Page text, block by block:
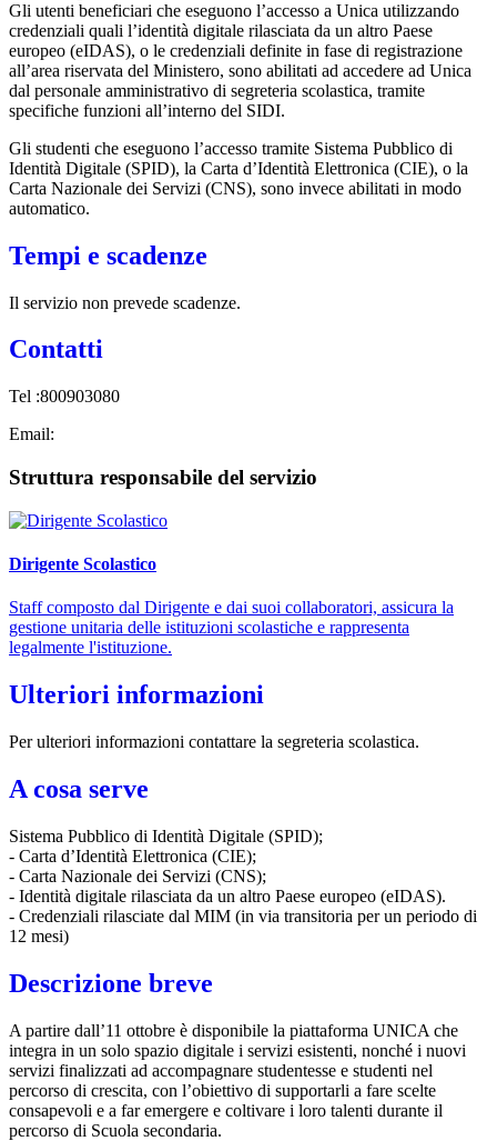
Gli utenti beneficiari che eseguono l’accesso a Unica utilizzando
credenziali quali l’identità digitale rilasciata da un altro Paese
europeo (eIDAS), o le credenziali definite in fase di registrazione
all’area riservata del Ministero, sono abilitati ad accedere ad Unica
dal personale amministrativo di segreteria scolastica, tramite
specifiche funzioni all’interno del SIDI.
Gli studenti che eseguono l’accesso tramite Sistema Pubblico di
Identità Digitale (SPID), la Carta d’Identità Elettronica (CIE), o la
Carta Nazionale dei Servizi (CNS), sono invece abilitati in modo
automatico.
Tempi e scadenze
Il servizio non prevede scadenze.
Contatti
Tel :800903080
Email:
Struttura responsabile del servizio
Dirigente Scolastico
Staff composto dal Dirigente e dai suoi collaboratori, assicura la
gestione unitaria delle istituzioni scolastiche e rappresenta
legalmente l'istituzione.
Ulteriori informazioni
Per ulteriori informazioni contattare la segreteria scolastica.
A cosa serve
Sistema Pubblico di Identità Digitale (SPID);
- Carta d’Identità Elettronica (CIE);
- Carta Nazionale dei Servizi (CNS);
- Identità digitale rilasciata da un altro Paese europeo (eIDAS).
- Credenziali rilasciate dal MIM (in via transitoria per un periodo di
12 mesi)
Descrizione breve
A partire dall’11 ottobre è disponibile la piattaforma UNICA che
integra in un solo spazio digitale i servizi esistenti, nonché i nuovi
servizi finalizzati ad accompagnare studentesse e studenti nel
percorso di crescita, con l’obiettivo di supportarli a fare scelte
consapevoli e a far emergere e coltivare i loro talenti durante il
percorso di Scuola secondaria.